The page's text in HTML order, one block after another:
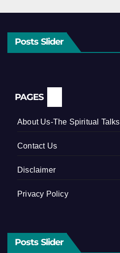
Posts Slider
PAGES
About Us-The Spiritual Talks
Contact Us
Disclaimer
Privacy Policy
Posts Slider